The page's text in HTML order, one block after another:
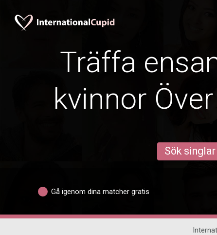
Träffa
kvinnor
Sök singlar
Gå igenom dina matcher gratis